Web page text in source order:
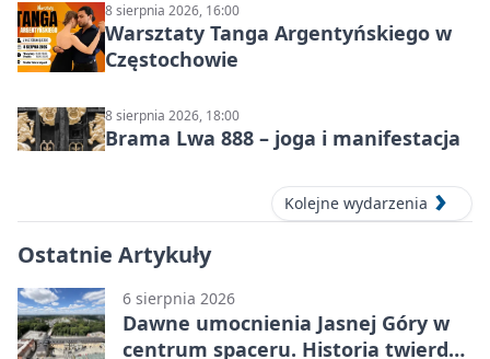
8 sierpnia 2026, 16:00
Warsztaty Tanga Argentyńskiego w
Częstochowie
8 sierpnia 2026, 18:00
Brama Lwa 888 – joga i manifestacja
Kolejne wydarzenia
Ostatnie Artykuły
6 sierpnia 2026
Dawne umocnienia Jasnej Góry w
centrum spaceru. Historia twierdzy